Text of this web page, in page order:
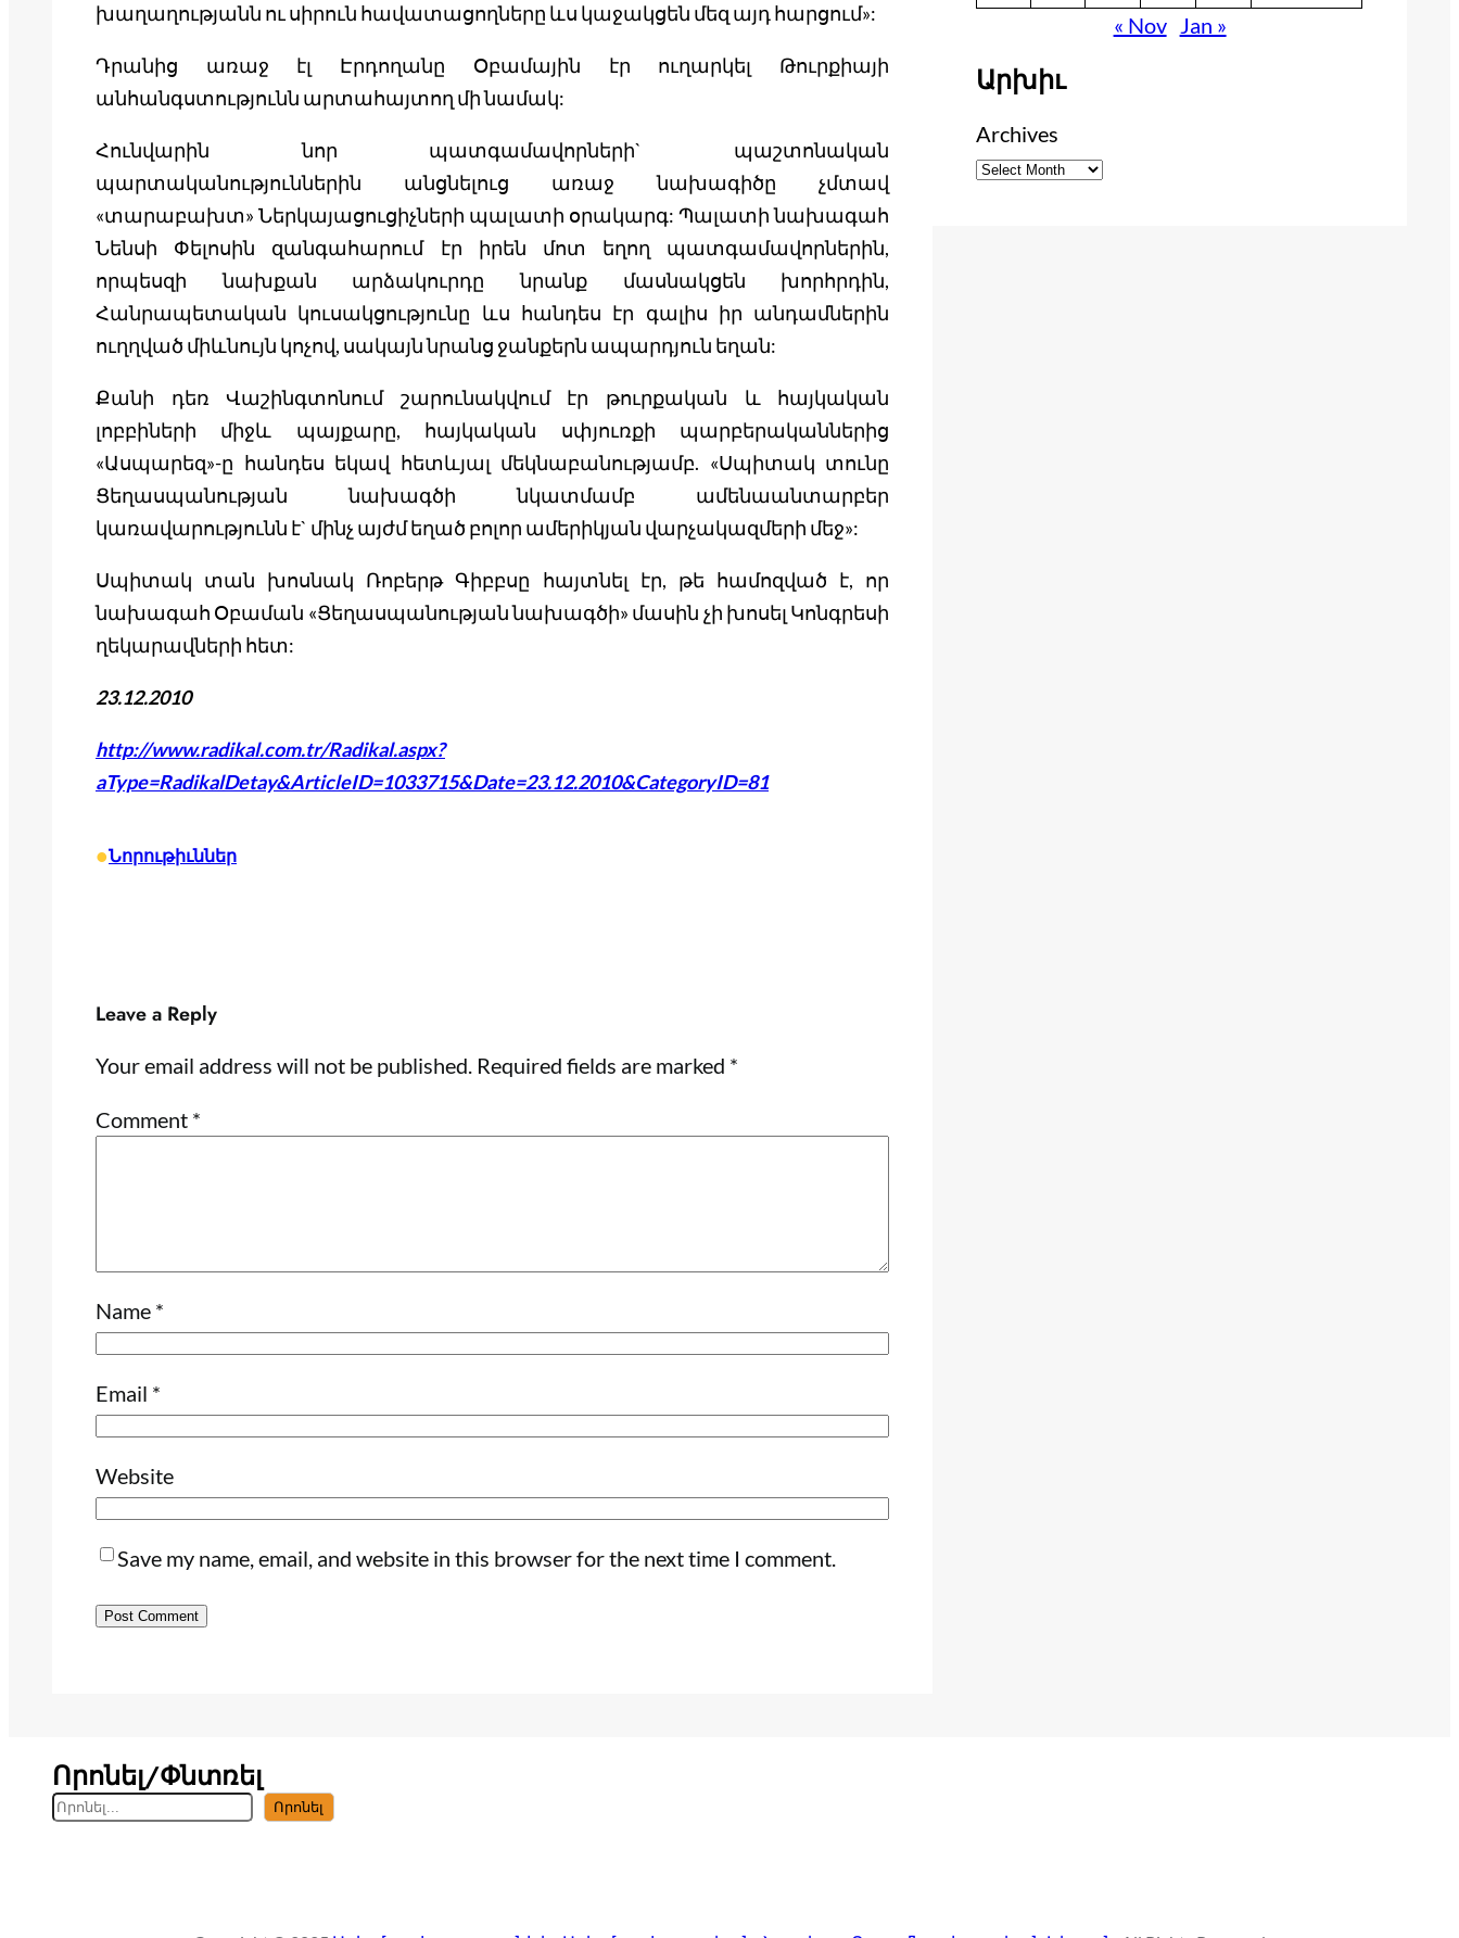
խաղաղությանն ու սիրուն հավատացողները ևս կաջակցեն մեզ այդ հարցում»:
Դրանից առաջ էլ Էրդողանը Օբամային էր ուղարկել Թուրքիայի
անհանգստությունն արտահայտող մի նամակ:
Հունվարին նոր պատգամավորների` պաշտոնական
պարտականություններին անցնելուց առաջ նախագիծը չմտավ
«տարաբախտ» Ներկայացուցիչների պալատի օրակարգ: Պալատի նախագահ
Նենսի Փելոսին զանգահարում էր իրեն մոտ եղող պատգամավորներին,
որպեսզի նախքան արձակուրդը նրանք մասնակցեն խորհրդին,
Հանրապետական կուսակցությունը ևս հանդես էր գալիս իր անդամներին
ուղղված միևնույն կոչով, սակայն նրանց ջանքերն ապարդյուն եղան:
Քանի դեռ Վաշինգտոնում շարունակվում էր թուրքական և հայկական
լոբբիների միջև պայքարը, հայկական սփյուռքի պարբերականներից
«Ասպարեզ»-ը հանդես եկավ հետևյալ մեկնաբանությամբ. «Սպիտակ տունը
Ցեղասպանության նախագծի նկատմամբ ամենաանտարբեր
կառավարությունն է` մինչ այժմ եղած բոլոր ամերիկյան վարչակազմերի մեջ»:
Սպիտակ տան խոսնակ Ռոբերթ Գիբբսը հայտնել էր, թե համոզված է, որ
նախագահ Օբաման «Ցեղասպանության նախագծի» մասին չի խոսել Կոնգրեսի
ղեկարավների հետ:
23.12.2010
http://www.radikal.com.tr/Radikal.aspx?
aType=RadikalDetay&ArticleID=1033715&Date=23.12.2010&CategoryID=81
•Նորութիւններ
Leave a Reply
Your email address will not be published. Required fields are marked *
Comment *
Name *
Email *
Website
Save my name, email, and website in this browser for the next time I comment.
« Nov
Jan »
Արխիւ
Archives
Որոնել/Փնտռել
S
Որոնել